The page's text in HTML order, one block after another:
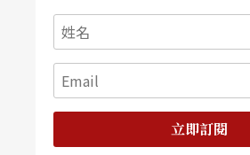
立即訂閱